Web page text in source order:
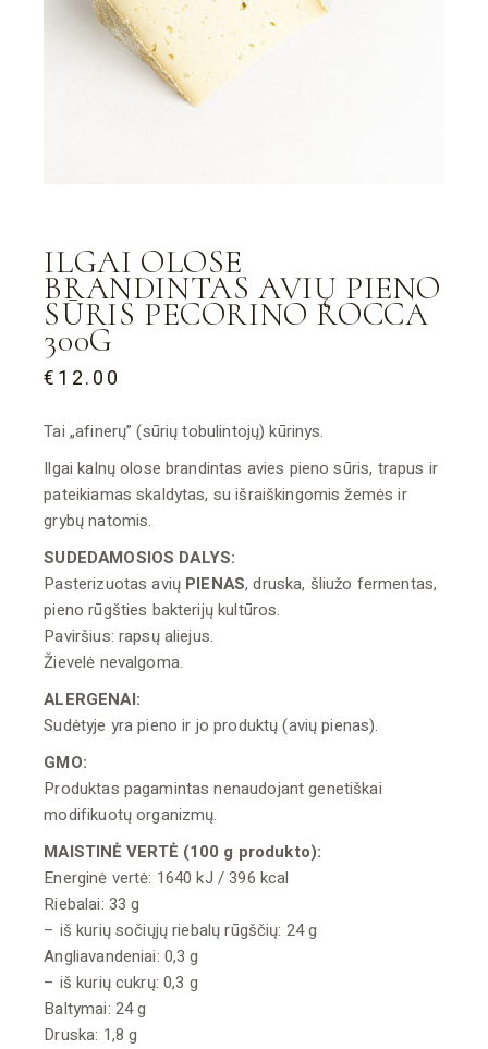
ILGAI OLOSE
BRANDINTAS AVIŲ PIENO
SŪRIS PECORINO ROCCA
300G
€12.00
Tai „afinerų” (sūrių tobulintojų) kūrinys.
Ilgai kalnų olose brandintas avies pieno sūris, trapus ir
pateikiamas skaldytas, su išraiškingomis žemės ir
grybų natomis.
SUDEDAMOSIOS DALYS:
Pasterizuotas avių PIENAS, druska, šliužo fermentas,
pieno rūgšties bakterijų kultūros.
Paviršius: rapsų aliejus.
Žievelė nevalgoma.
ALERGENAI:
Sudėtyje yra pieno ir jo produktų (avių pienas).
GMO:
Produktas pagamintas nenaudojant genetiškai
modifikuotų organizmų.
MAISTINĖ VERTĖ (100 g produkto):
Energinė vertė: 1640 kJ / 396 kcal
Riebalai: 33 g
– iš kurių sočiųjų riebalų rūgščių: 24 g
Angliavandeniai: 0,3 g
– iš kurių cukrų: 0,3 g
Baltymai: 24 g
Druska: 1,8 g